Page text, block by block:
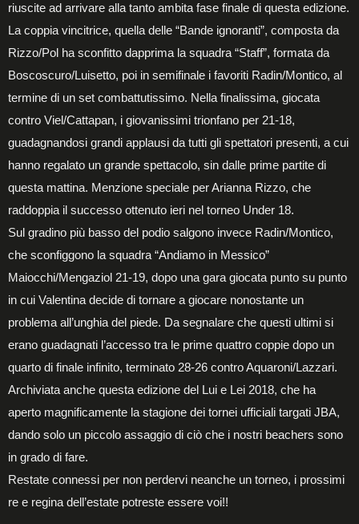
riuscite ad arrivare alla tanto ambita fase finale di questa edizione.
La coppia vincitrice, quella delle “Bande ignoranti”, composta da
Rizzo/Pol ha sconfitto dapprima la squadra “Staff”, formata da
Boscoscuro/Luisetto, poi in semifinale i favoriti Radin/Montico, al
termine di un set combattutissimo. Nella finalissima, giocata
contro Viel/Cattapan, i giovanissimi trionfano per 21-18,
guadagnandosi grandi applausi da tutti gli spettatori presenti, a cui
hanno regalato un grande spettacolo, sin dalle prime partite di
questa mattina. Menzione speciale per Arianna Rizzo, che
raddoppia il successo ottenuto ieri nel torneo Under 18.
Sul gradino più basso del podio salgono invece Radin/Montico,
che sconfiggono la squadra “Andiamo in Messico”
Maiocchi/Mengaziol 21-19, dopo una gara giocata punto su punto
in cui Valentina decide di tornare a giocare nonostante un
problema all’unghia del piede. Da segnalare che questi ultimi si
erano guadagnati l’accesso tra le prime quattro coppie dopo un
quarto di finale infinito, terminato 28-26 contro Aquaroni/Lazzari.
Archiviata anche questa edizione del Lui e Lei 2018, che ha
aperto magnificamente la stagione dei tornei ufficiali targati JBA,
dando solo un piccolo assaggio di ciò che i nostri beachers sono
in grado di fare.
Restate connessi per non perdervi neanche un torneo, i prossimi
re e regina dell’estate potreste essere voi!!